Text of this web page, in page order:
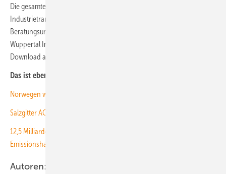
Die gesamte Studie „Klimaschutzverträge für die
Industrietransformation“, die in Zusammenarbeit mit dem
Beratungsunternehmen Future Camp, dem Ecologic Institut und dem
Wuppertal Institut erstellt wurde, finden Sie zum kostenlosen
Download auf der
Das ist ebenfalls interessant für Sie:
Norwegen will grünes Ammoniak für die Schifffahrt produzieren
Salzgitter AG und Ørsted starten strategische Partnerschaft
12,5 Milliarden Euro: 2021 bringt Rekordeinnahmen im
Emissionshandel
Autoren: